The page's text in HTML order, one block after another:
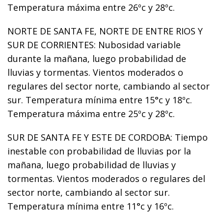
Temperatura máxima entre 26ºc y 28ºc.
NORTE DE SANTA FE, NORTE DE ENTRE RIOS Y
SUR DE CORRIENTES: Nubosidad variable
durante la mañana, luego probabilidad de
lluvias y tormentas. Vientos moderados o
regulares del sector norte, cambiando al sector
sur. Temperatura mínima entre 15°c y 18ºc.
Temperatura máxima entre 25ºc y 28ºc.
SUR DE SANTA FE Y ESTE DE CORDOBA: Tiempo
inestable con probabilidad de lluvias por la
mañana, luego probabilidad de lluvias y
tormentas. Vientos moderados o regulares del
sector norte, cambiando al sector sur.
Temperatura mínima entre 11°c y 16ºc.